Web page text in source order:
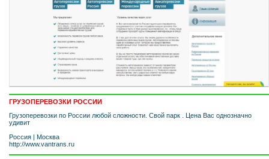
ГРУЗОПЕРЕВОЗКИ РОССИИ
Грузоперевозки по России любой сложности. Cвой парк . Цена Вас однозначно
удивит
Россия | Москва
http://www.vantrans.ru